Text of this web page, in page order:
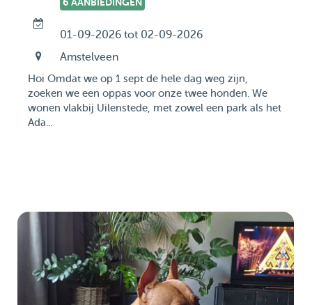
01-09-2026 tot 02-09-2026
Amstelveen
Hoi Omdat we op 1 sept de hele dag weg zijn,
zoeken we een oppas voor onze twee honden. We
wonen vlakbij Uilenstede, met zowel een park als het
Ada...